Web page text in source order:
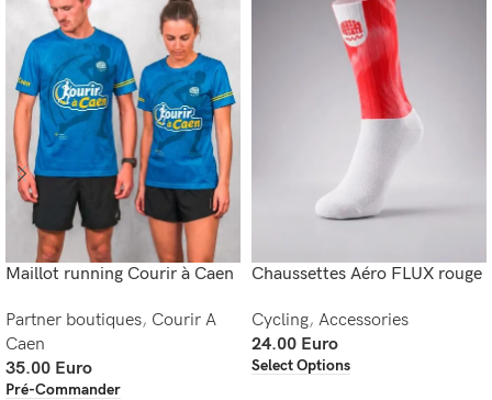
Maillot running Courir à Caen
Partner boutiques, Courir A
Caen
35.00 Euro
Pré-Commander
Chaussettes Aéro FLUX rouge
Cycling, Accessories
24.00 Euro
Select Options